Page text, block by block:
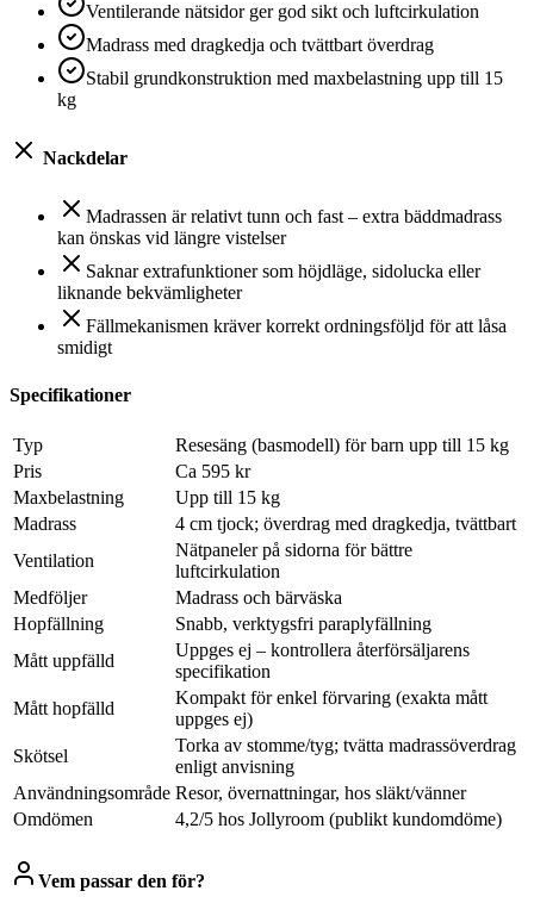
Ventilerande nätsidor ger god sikt och luftcirkulation
Madrass med dragkedja och tvättbart överdrag
Stabil grundkonstruktion med maxbelastning upp till 15
kg
Nackdelar
Madrassen är relativt tunn och fast – extra bäddmadrass
kan önskas vid längre vistelser
Saknar extrafunktioner som höjdläge, sidolucka eller
liknande bekvämligheter
Fällmekanismen kräver korrekt ordningsföljd för att låsa
smidigt
Specifikationer
Typ
Resesäng (basmodell) för barn upp till 15 kg
Pris
Ca 595 kr
Maxbelastning
Upp till 15 kg
Madrass
4 cm tjock; överdrag med dragkedja, tvättbart
Ventilation
Nätpaneler på sidorna för bättre
luftcirkulation
Medföljer
Madrass och bärväska
Hopfällning
Snabb, verktygsfri paraplyfällning
Mått uppfälld
Uppges ej – kontrollera återförsäljarens
specifikation
Mått hopfälld
Kompakt för enkel förvaring (exakta mått
uppges ej)
Skötsel
Torka av stomme/tyg; tvätta madrassöverdrag
enligt anvisning
Användningsområde Resor, övernattningar, hos släkt/vänner
Omdömen
4,2/5 hos Jollyroom (publikt kundomdöme)
Vem passar den för?